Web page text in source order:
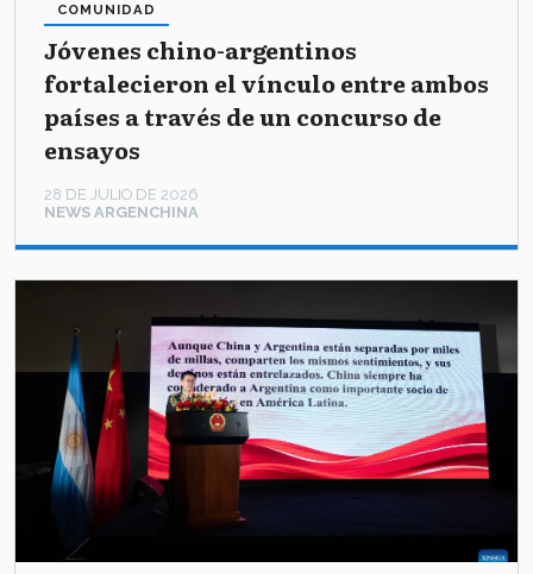
Jóvenes chino-argentinos
fortalecieron el vínculo entre ambos
países a través de un concurso de
ensayos
NEWS ARGENCHINA
COMUNIDAD
28 DE JULIO DE 2026